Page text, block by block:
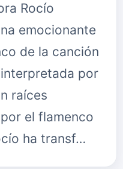
Rocío
emocionante
de la canción
por
raíces
el flamenco
ha transf…